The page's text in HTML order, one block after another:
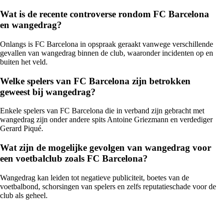
Wat is de recente controverse rondom FC Barcelona
en wangedrag?
Onlangs is FC Barcelona in opspraak geraakt vanwege verschillende
gevallen van wangedrag binnen de club, waaronder incidenten op en
buiten het veld.
Welke spelers van FC Barcelona zijn betrokken
geweest bij wangedrag?
Enkele spelers van FC Barcelona die in verband zijn gebracht met
wangedrag zijn onder andere spits Antoine Griezmann en verdediger
Gerard Piqué.
Wat zijn de mogelijke gevolgen van wangedrag voor
een voetbalclub zoals FC Barcelona?
Wangedrag kan leiden tot negatieve publiciteit, boetes van de
voetbalbond, schorsingen van spelers en zelfs reputatieschade voor de
club als geheel.